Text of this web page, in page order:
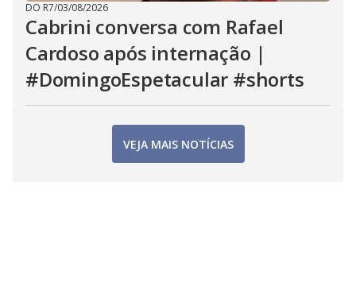
DO R7/03/08/2026
Cabrini conversa com Rafael
Cardoso após internação |
#DomingoEspetacular #shorts
VEJA MAIS NOTÍCIAS